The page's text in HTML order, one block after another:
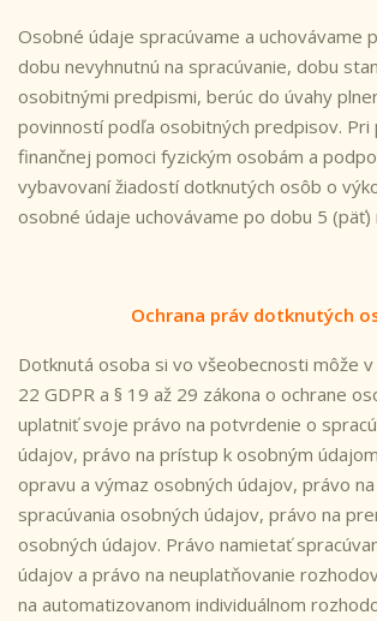
Osobné údaje spracúvame a uchovávame
dobu nevyhnutnú na spracúvanie, dobu
osobitnými predpismi, berúc do úvahy
povinností podľa osobitných predpisov. Pri
finančnej pomoci fyzickým osobám a
vybavovaní žiadostí dotknutých osôb o
osobné údaje uchovávame po dobu 5 (päť)
Ochrana práv dotknutých
Dotknutá osoba si vo všeobecnosti môže v
22 GDPR a § 19 až 29 zákona o ochrane
uplatniť svoje právo na potvrdenie o
údajov, právo na prístup k osobným
opravu a výmaz osobných údajov, právo
spracúvania osobných údajov, právo na
osobných údajov. Právo namietať
údajov a právo na neuplatňovanie
na automatizovanom individuálnom